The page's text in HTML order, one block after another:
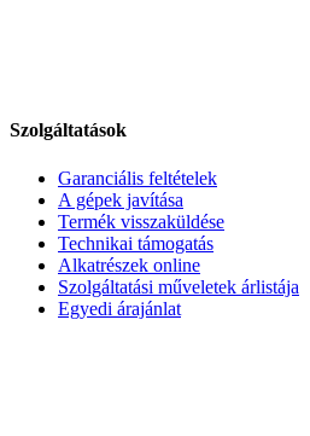
Szolgáltatások
Garanciális feltételek
A gépek javítása
Termék visszaküldése
Technikai támogatás
Alkatrészek online
Szolgáltatási műveletek árlistája
Egyedi árajánlat